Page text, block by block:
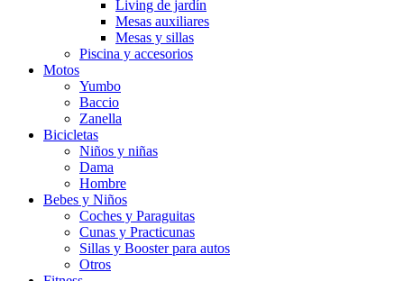
Living de jardín
Mesas auxiliares
Mesas y sillas
Piscina y accesorios
Motos
Yumbo
Baccio
Zanella
Bicicletas
Niños y niñas
Dama
Hombre
Bebes y Niños
Coches y Paraguitas
Cunas y Practicunas
Sillas y Booster para autos
Otros